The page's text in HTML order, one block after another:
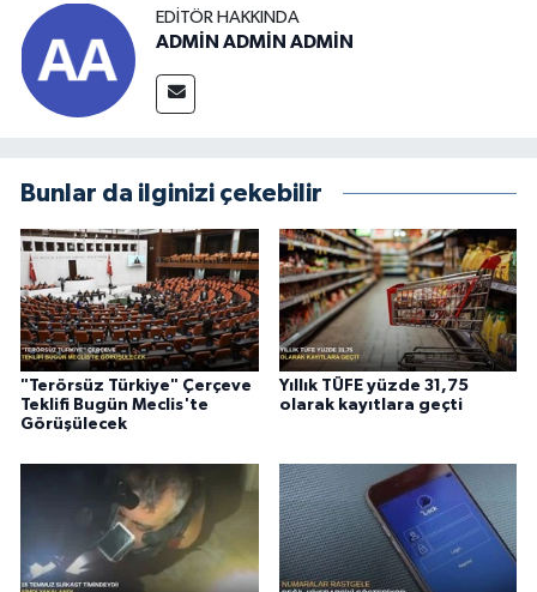
EDITÖR HAKKINDA
ADMİN ADMİN ADMİN
Bunlar da ilginizi çekebilir
"Terörsüz Türkiye" Çerçeve
Teklifi Bugün Meclis'te
Görüşülecek
Yıllık TÜFE yüzde 31,75
olarak kayıtlara geçti